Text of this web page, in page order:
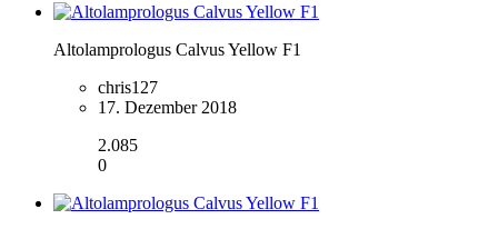
Altolamprologus Calvus Yellow F1
chris127
17. Dezember 2018
2.085
0